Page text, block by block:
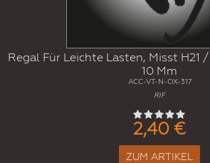
Regal Für Leichte Lasten, Misst H21 /
10 Mm
ACC-VT-N-OX-317
RIF
2,40 €
ZUM ARTIKEL